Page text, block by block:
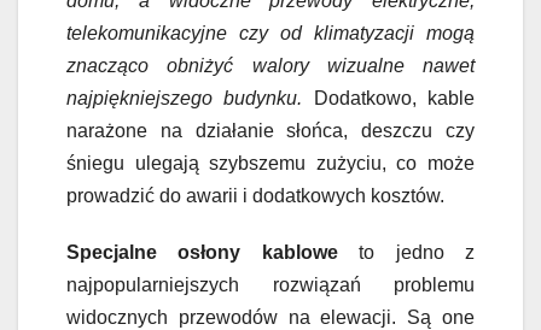
telekomunikacyjne czy od klimatyzacji mogą
znacząco obniżyć walory wizualne nawet
najpiękniejszego budynku. Dodatkowo, kable
narażone na działanie słońca, deszczu czy
śniegu ulegają szybszemu zużyciu, co może
prowadzić do awarii i dodatkowych kosztów.
Specjalne osłony kabloweto jedno z
najpopularniejszych rozwiązań problemu
widocznych przewodów na elewacji. Są one